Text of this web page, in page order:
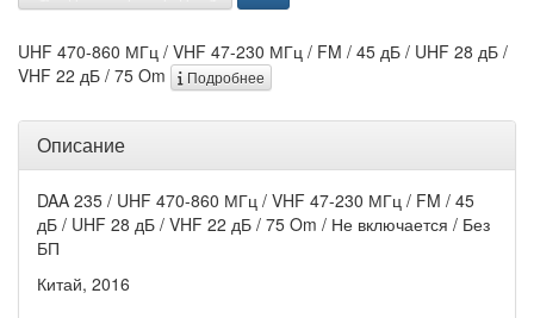
UHF 470-860 МГц / VHF 47-230 МГц / FM / 45 дБ / UHF 28 дБ /
VHF 22 дБ / 75 Om
Подробнее
Описание
DAA 235 / UHF 470-860 МГц / VHF 47-230 МГц / FM / 45
дБ / UHF 28 дБ / VHF 22 дБ / 75 Om / Не включается / Без
БП
Китай, 2016